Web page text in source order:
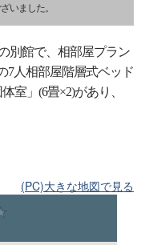
いました。
別館で、相部屋プラン
7人相部屋階層式ベッド
室」(6畳×2)があり、
(PC)大きな地図で見る